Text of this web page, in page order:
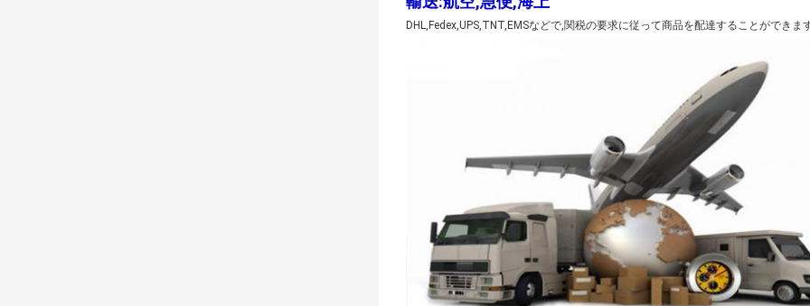
DHL,Fedex,UPS,TNT,EMSなどで,関税の要求に従って商品を配達することができま